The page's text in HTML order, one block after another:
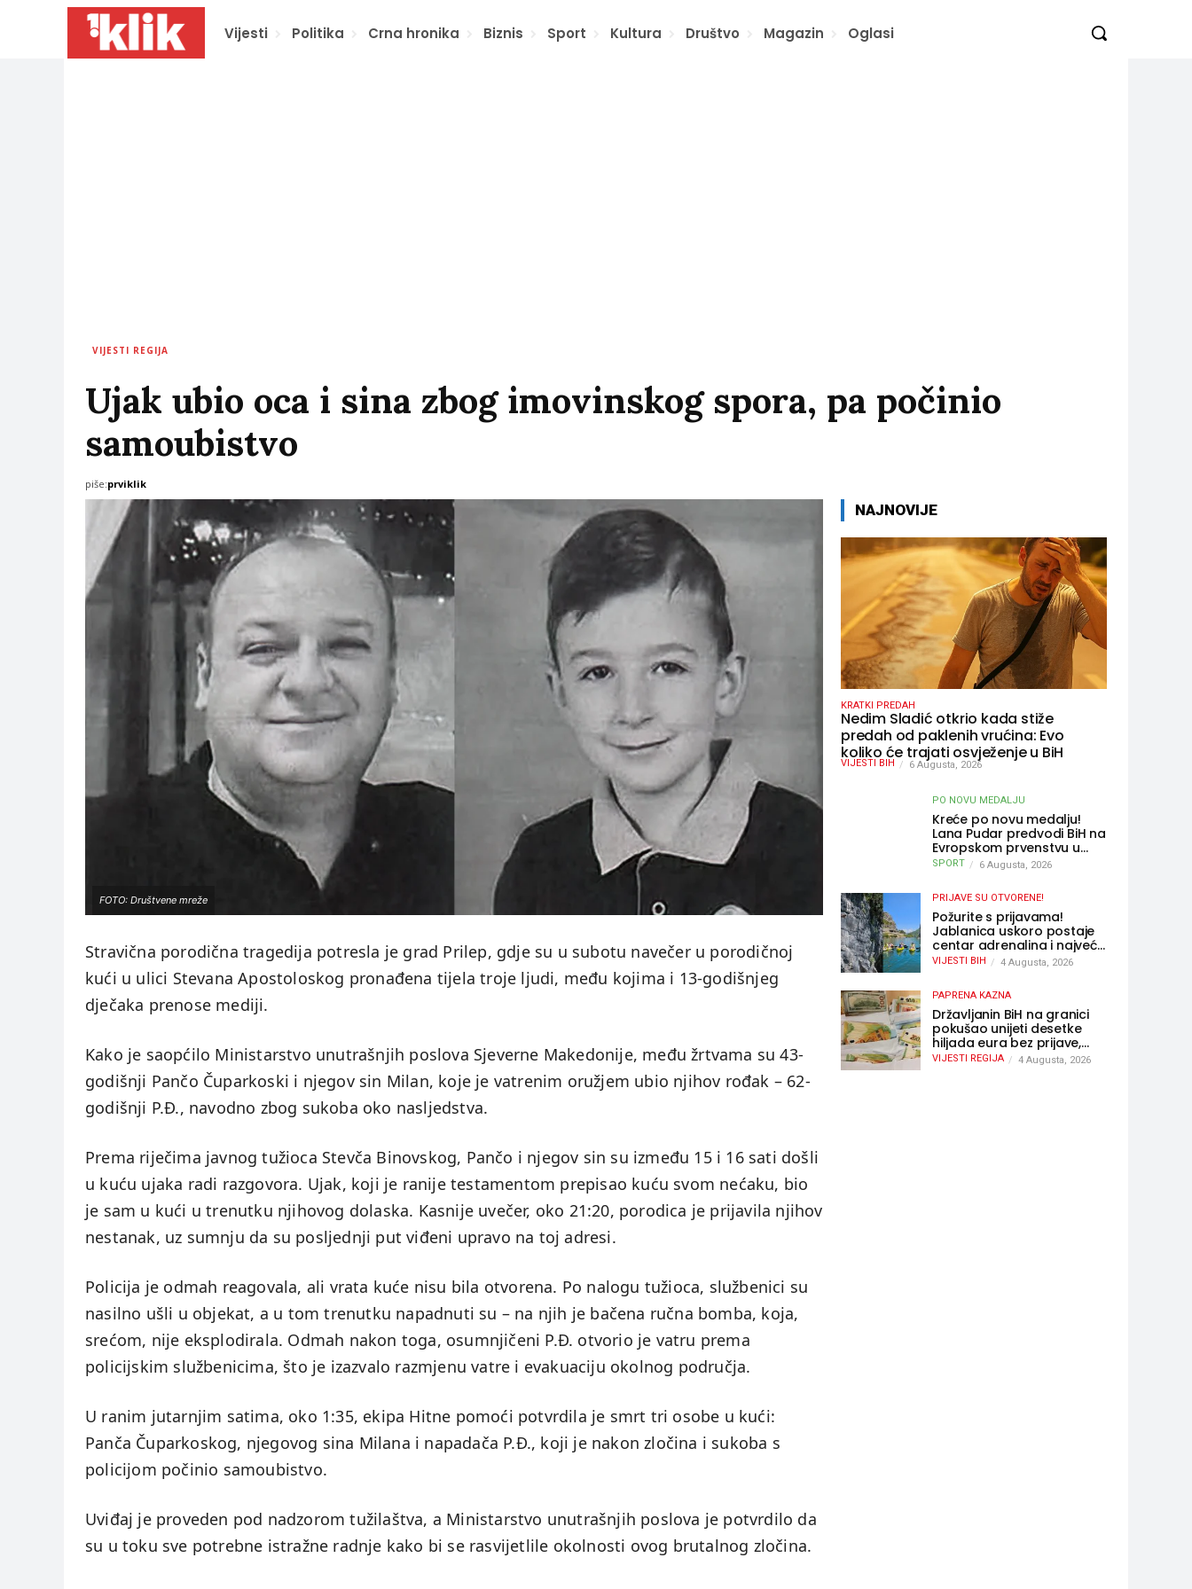
Vijesti Politika Crna hronika Biznis Sport Kultura Društvo Magazin Oglasi
VIJESTI REGIJA
Ujak ubio oca i sina zbog imovinskog spora, pa počinio
samoubistvo
piše:prviklik
FOTO: Društvene mreže
Stravična porodična tragedija potresla je grad Prilep, gdje su u subotu navečer u porodičnoj
kući u ulici Stevana Apostoloskog pronađena tijela troje ljudi, među kojima i 13-godišnjeg
dječaka prenose mediji.
Kako je saopćilo Ministarstvo unutrašnjih poslova Sjeverne Makedonije, među žrtvama su 43-
godišnji Pančo Čuparkoski i njegov sin Milan, koje je vatrenim oružjem ubio njihov rođak – 62-
godišnji P.Đ., navodno zbog sukoba oko nasljedstva.
Prema riječima javnog tužioca Stevča Binovskog, Pančo i njegov sin su između 15 i 16 sati došli
u kuću ujaka radi razgovora. Ujak, koji je ranije testamentom prepisao kuću svom nećaku, bio
je sam u kući u trenutku njihovog dolaska. Kasnije uvečer, oko 21:20, porodica je prijavila njihov
nestanak, uz sumnju da su posljednji put viđeni upravo na toj adresi.
Policija je odmah reagovala, ali vrata kuće nisu bila otvorena. Po nalogu tužioca, službenici su
nasilno ušli u objekat, a u tom trenutku napadnuti su – na njih je bačena ručna bomba, koja,
srećom, nije eksplodirala. Odmah nakon toga, osumnjičeni P.Đ. otvorio je vatru prema
policijskim službenicima, što je izazvalo razmjenu vatre i evakuaciju okolnog područja.
U ranim jutarnjim satima, oko 1:35, ekipa Hitne pomoći potvrdila je smrt tri osobe u kući:
Panča Čuparkoskog, njegovog sina Milana i napadača P.Đ., koji je nakon zločina i sukoba s
policijom počinio samoubistvo.
Uviđaj je proveden pod nadzorom tužilaštva, a Ministarstvo unutrašnjih poslova je potvrdilo da
su u toku sve potrebne istražne radnje kako bi se rasvijetlile okolnosti ovog brutalnog zločina.
NAJNOVIJE
KRATKI PREDAH
Nedim Sladić otkrio kada stiže
predah od paklenih vrućina: Evo
koliko će trajati osvježenje u BiH
VIJESTI BIH 6 Augusta, 2026
PO NOVU MEDALJU
Kreće po novu medalju!
Lana Pudar predvodi BiH na
Evropskom prvenstvu u
Parizu
SPORT 6 Augusta, 2026
PRIJAVE SU OTVORENE!
Požurite s prijavama!
Jablanica uskoro postaje
centar adrenalina i najveće
outdoor avanture ovog
VIJESTI BIH 4 Augusta, 2026
PAPRENA KAZNA
Državljanin BiH na granici
pokušao unijeti desetke
hiljada eura bez prijave,
uslijedila “paprena” kazna
VIJESTI REGIJA 4 Augusta, 2026